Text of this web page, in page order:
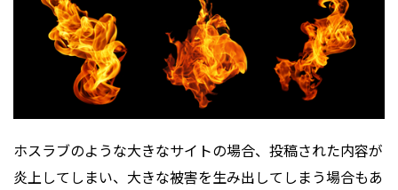
ホスラブのような大きなサイトの場合、投稿された内容が
炎上してしまい、大きな被害を生み出してしまう場合もあ